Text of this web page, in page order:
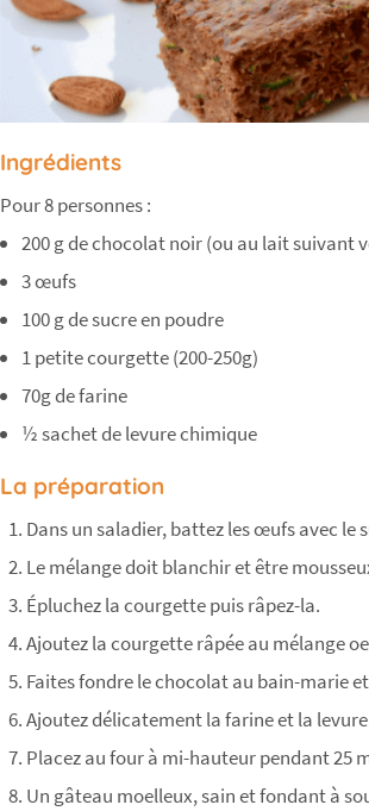
Ingrédients
Pour 8 personnes :
200 g de chocolat noir (ou au lait suivant
3 œufs
100 g de sucre en poudre
1 petite courgette (200-250g)
70g de farine
½ sachet de levure chimique
La préparation
Dans un saladier, battez les œufs avec le
Le mélange doit blanchir et être
Épluchez la courgette puis râpez-la.
Ajoutez la courgette râpée au mélange
Faites fondre le chocolat au bain-marie
Ajoutez délicatement la farine et la
Placez au four à mi-hauteur pendant 25
Un gâteau moelleux, sain et fondant à